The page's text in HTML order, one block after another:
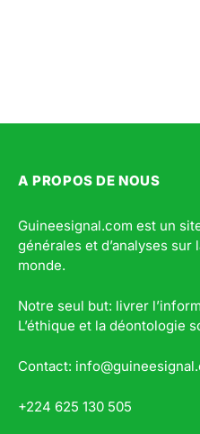
A PROPOS DE NOUS
Guineesignal.com est un
générales et d’analyses sur
monde.
Notre seul but: livrer
L’éthique et la déontologie
Contact:
+224 625 130 505